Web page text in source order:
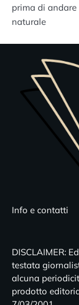
prima di
naturale
Info e contatti
DISCLAIMER:
testata
alcuna
prodotto